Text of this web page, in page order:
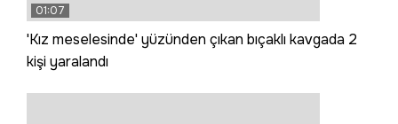
01:07
'Kız meselesinde' yüzünden çıkan bıçaklı kavgada 2
kişi yaralandı